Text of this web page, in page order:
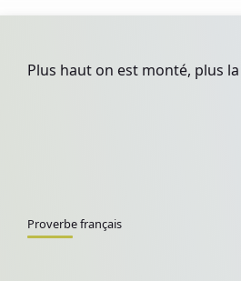
Plus haut on est monté, plus
Proverbe français